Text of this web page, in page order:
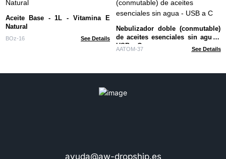
Aceite Base - 1L - Vitamina E
Natural
BOz-16 See Details
Nebulizador doble (conmutable)
de aceites esenciales sin agua -
USB a C
AATOM-37 See Details
ayuda@aw-dropship.es